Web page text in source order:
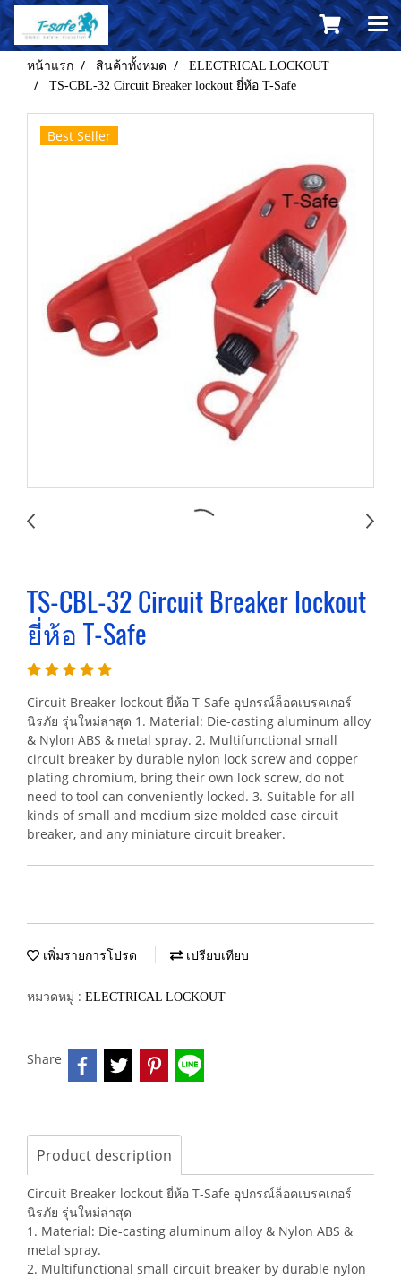
หน้าแรก สินค้าทั้งหมด
ELECTRICAL LOCKOUT
TS-CBL-32 Circuit Breaker lockout ยี่ห้อ T-Safe
Best Seller
TS-CBL-32 Circuit Breaker lockout
ยี่ห้อ T-Safe
Circuit Breaker lockout ยี่ห้อ T-Safe อุปกรณ์ล็อคเบรคเกอร์
นิรภัย รุ่นใหม่ล่าสุด 1. Material: Die-casting aluminum alloy
& Nylon ABS & metal spray. 2. Multifunctional small
circuit breaker by durable nylon lock screw and copper
plating chromium, bring their own lock screw, do not
need to tool can conveniently locked. 3. Suitable for all
kinds of small and medium size molded case circuit
breaker, and any miniature circuit breaker.
เพิ่มรายการโปรด เปรียบเทียบ
หมวดหมู่ : ELECTRICAL LOCKOUT
Share
Product description
Circuit Breaker lockout ยี่ห้อ T-Safe อุปกรณ์ล็อคเบรคเกอร์
นิรภัย รุ่นใหม่ล่าสุด
1. Material: Die-casting aluminum alloy & Nylon ABS &
metal spray.
2. Multifunctional small circuit breaker by durable nylon